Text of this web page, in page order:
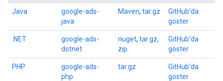
Java
google-ads-
java
Maven, tar.gz
GitHub'da
göster
.NET
google-ads-
dotnet
nuget, tar.gz,
zip
GitHub'da
göster
PHP
google-ads-
php
tar.gz
GitHub'da
göster